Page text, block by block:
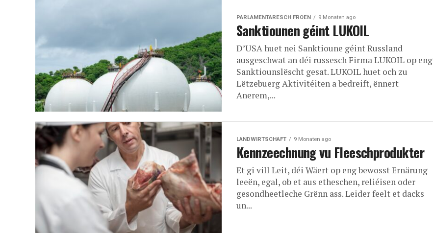
PARLAMENTARESCH FROEN 9 Monaten ago
Sanktiounen géint LUKOIL
D’USA huet nei Sanktioune géint Russland
ausgeschwat an déi russesch Firma LUKOIL op eng
Sanktiounslëscht gesat. LUKOIL huet och zu
Lëtzebuerg Aktivitéiten a bedreift, ënnert
Anerem,...
LANDWIRTSCHAFT 9 Monaten ago
Kennzeechnung vu Fleeschprodukter
Et gi vill Leit, déi Wäert op eng bewosst Ernärung
leeën, egal, ob et aus etheschen, reliéisen oder
gesondheetleche Grënn ass. Leider feelt et dacks
un...